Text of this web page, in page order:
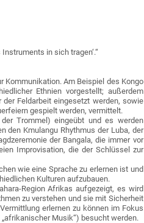
in sich tragen‘.“
Kommunikation. Am Beispiel des Kongo
Ethnien vorgestellt; außerdem
Feldarbeit eingesetzt werden, sowie
gespielt werden, vermittelt.
Trommel) eingeübt und es werden
den Kmulangu Rhythmus der Luba, der
der Bangala, die immer vor
Improvisation, die der Schlüssel zur
wie eine Sprache zu erlernen ist und
Kulturen aufzubauen.
Region Afrikas aufgezeigt, es wird
zu verstehen und sie mit Sicherheit
erlernen zu können im Fokus
Musik“) besucht werden.